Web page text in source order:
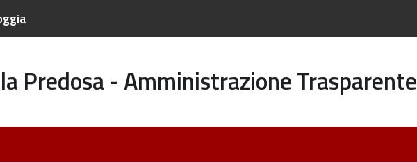
Predosa - Amministrazione Trasparente